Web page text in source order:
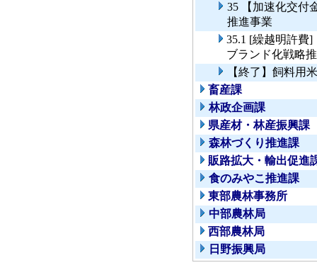
35 【加速化交付
推進事業
35.1 [繰越明許費
ブランド化戦略
【終了】飼料用
畜産課
林政企画課
県産材・林産振興課
森林づくり推進課
販路拡大・輸出促進
食のみやこ推進課
東部農林事務所
中部農林局
西部農林局
日野振興局